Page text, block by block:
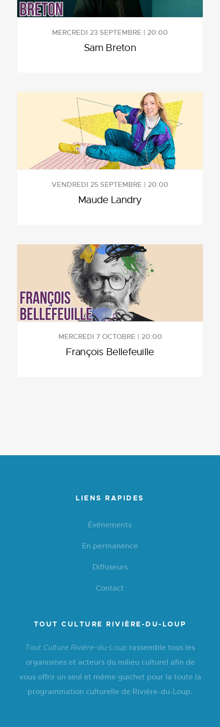
MERCREDI 23 SEPTEMBRE | 20:00
Sam Breton
VENDREDI 25 SEPTEMBRE | 20:00
Maude Landry
MERCREDI 7 OCTOBRE | 20:00
François Bellefeuille
LIENS RAPIDES
Événements
En permanence
Diffuseurs
Contact
TOUT CULTURE RIVIÈRE-DU-LOUP
Tout Culture Rivière-du-Loup rassemble tous les
organismes et acteurs du milieu culturel afin de
vous offrir un seul et même guichet pour la toute la
programmation culturelle de Rivière-du-Loup.